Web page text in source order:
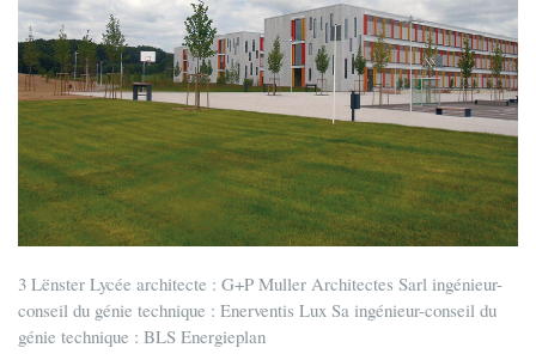
3 Lënster Lycée architecte : G+P Muller Architectes Sarl ingénieur-
conseil du génie technique : Enerventis Lux Sa ingénieur-conseil du
génie technique : BLS Energieplan